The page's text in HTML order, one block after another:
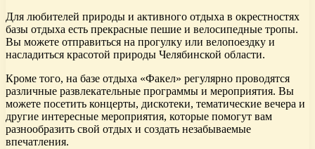
Для любителей природы и активного отдыха в окрестностях
базы отдыха есть прекрасные пешие и велосипедные тропы.
Вы можете отправиться на прогулку или велопоездку и
насладиться красотой природы Челябинской области.
Кроме того, на базе отдыха «Факел» регулярно проводятся
различные развлекательные программы и мероприятия. Вы
можете посетить концерты, дискотеки, тематические вечера и
другие интересные мероприятия, которые помогут вам
разнообразить свой отдых и создать незабываемые
впечатления.